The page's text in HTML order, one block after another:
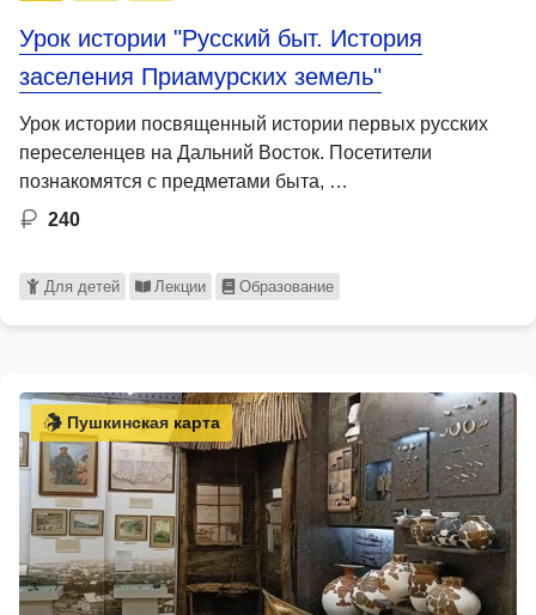
Урок истории "Русский быт. История
заселения Приамурских земель"
Урок истории посвященный истории первых русских
переселенцев на Дальний Восток. Посетители
познакомятся с предметами быта, …
240
Для детей Лекции Образование
Пушкинская карта